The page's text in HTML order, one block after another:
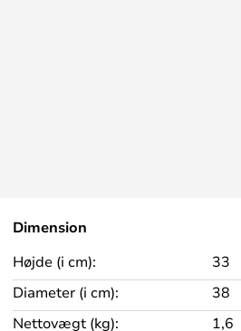
Dimension
Højde (i cm):
33
Diameter (i cm):
38
Nettovægt (kg):
1,6